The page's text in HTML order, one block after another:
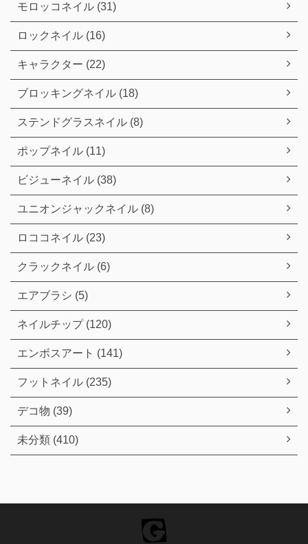
モロッコネイル (31)
ロックネイル (16)
キャラクター (22)
ブロッキングネイル (18)
ステンドグラスネイル (8)
ポップネイル (11)
ビジューネイル (38)
ユニオンジャックネイル (8)
ロココネイル (23)
クラックネイル (6)
エアブラシ (5)
ネイルチップ (120)
エンボスアート (141)
フットネイル (235)
デコ物 (39)
未分類 (410)